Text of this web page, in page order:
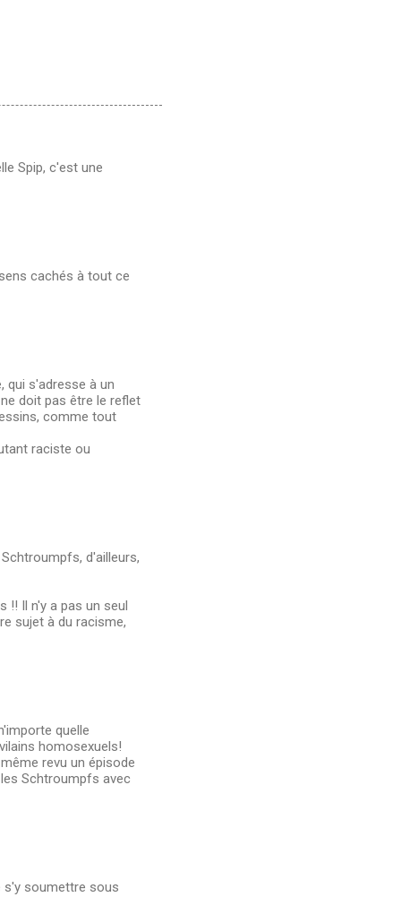
Spip, c'est une
cachés à tout ce
qui s'adresse à un
doit pas être le reflet
comme tout
raciste ou
d'ailleurs,
!! Il n'y a pas un seul
sujet à du racisme,
quelle
homosexuels!
revu un épisode
Schtroumpfs avec
s'y soumettre sous